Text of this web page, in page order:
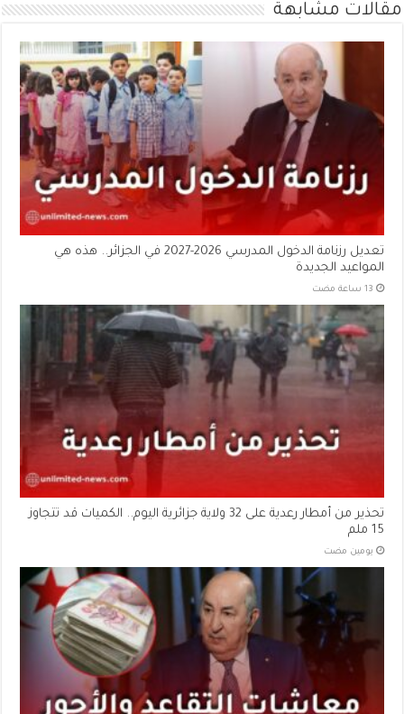
مقالات مشابهة
تعديل رزنامة الدخول المدرسي 2026-2027 في الجزائر.. هذه هي
المواعيد الجديدة
تحذير من أمطار رعدية على 32 ولاية جزائرية اليوم.. الكميات قد تتجاوز
15 ملم
‏يومين مضت